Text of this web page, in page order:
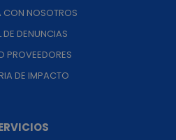
CON NOSOTROS
DE DENUNCIAS
PROVEEDORES
DE IMPACTO